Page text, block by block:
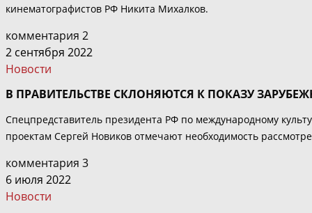
кинематографистов РФ Никита Михалков.
комментария 2
2 сентября 2022
Новости
В ПРАВИТЕЛЬСТВЕ СКЛОНЯЮТСЯ К ПОКАЗУ
Спецпредставитель президента РФ по международному
проектам Сергей Новиков отмечают необходимость
комментария 3
6 июля 2022
Новости